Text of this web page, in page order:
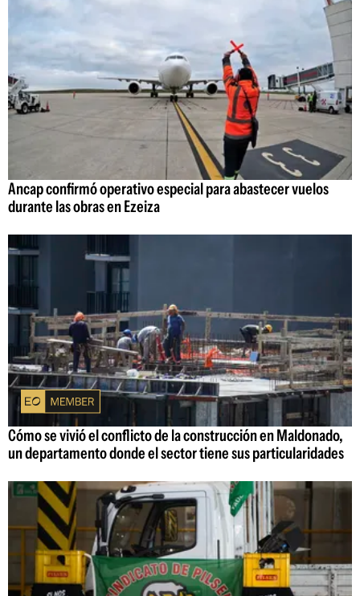
Ancap confirmó operativo especial para abastecer vuelos
durante las obras en Ezeiza
Cómo se vivió el conflicto de la construcción en Maldonado,
un departamento donde el sector tiene sus particularidades